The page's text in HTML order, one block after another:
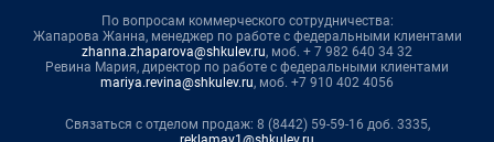
По вопросам коммерческого сотрудничества:
Жапарова Жанна, менеджер по работе с федеральными клиентами
zhanna.zhaparova@shkulev.ru, моб. + 7 982 640 34 32
Ревина Мария, директор по работе с федеральными клиентами
mariya.revina@shkulev.ru, моб. +7 910 402 4056
Связаться с отделом продаж: 8 (8442) 59-59-16 доб. 3335,